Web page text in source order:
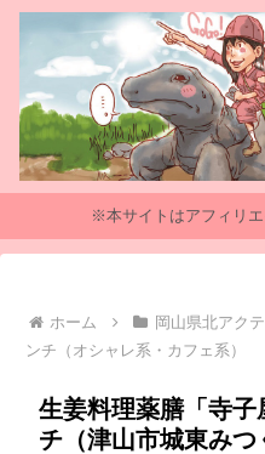
※本サイトはアフィリ
ホーム 岡山県北アク
ンチ（オシャレ系・カフェ系）
生姜料理薬膳「寺
チ（津山市城東みつ